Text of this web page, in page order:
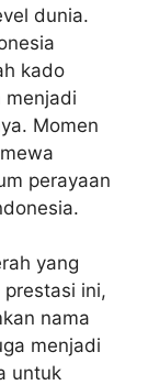
dunia.
kado
menjadi
Momen
perayaan
yang
ini,
nama
menjadi
untuk